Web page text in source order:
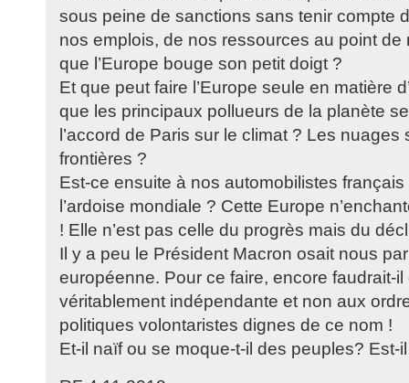
sous peine de sanctions sans tenir compte
nos emplois, de nos ressources au point
que l’Europe bouge son petit doigt ?
Et que peut faire l’Europe seule en matière
que les principaux pollueurs de la planète
l’accord de Paris sur le climat ? Les nuages
frontières ?
Est-ce ensuite à nos automobilistes
l’ardoise mondiale ? Cette Europe
! Elle n’est pas celle du progrès mais du
Il y a peu le Président Macron osait nous
européenne. Pour ce faire, encore faudrait-il
véritablement indépendante et non aux
politiques volontaristes dignes de ce nom !
Et-il naïf ou se moque-t-il des peuples? Est-